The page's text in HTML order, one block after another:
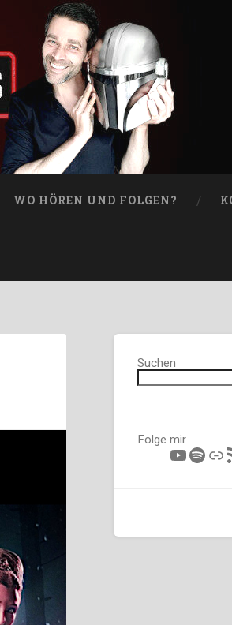
WO HÖREN UND FOLGEN?
Suchen
Folge mir